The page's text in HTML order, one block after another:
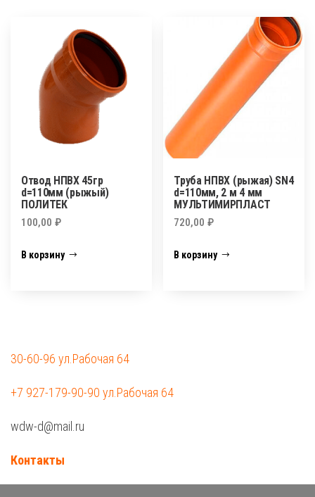
Отвод НПВХ 45гр
d=110мм (рыжый)
ПОЛИТЕК
100,00 ₽
В корзину
Труба НПВХ (рыжая) SN4
d=110мм, 2 м 4 мм
МУЛЬТИМИРПЛАСТ
720,00₽
В корзину
30-60-96 ул.Рабочая 64
+7 927-179-90-90 ул.Рабочая 64
wdw-d@mail.ru
Контакты